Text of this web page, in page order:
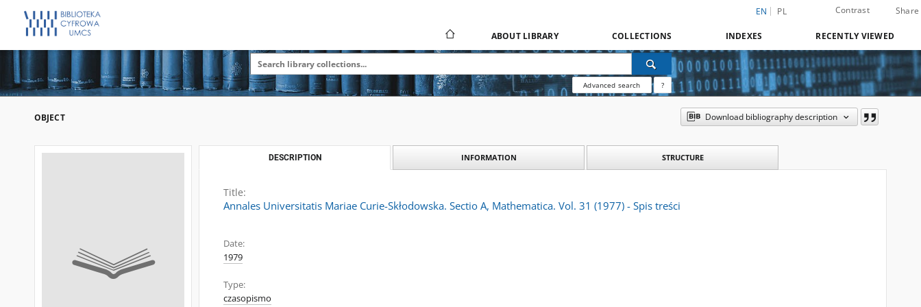
EN PL Contrast Share
ABOUT LIBRARY COLLECTIONS INDEXES RECENTLY VIEWED
Advanced search ?
OBJECT Download bibliography description
DESCRIPTION INFORMATION STRUCTURE
Title:
Annales Universitatis Mariae Curie-Skłodowska. Sectio A, Mathematica. Vol. 31 (1977) - Spis treści
Date:
1979
Type:
czasopismo